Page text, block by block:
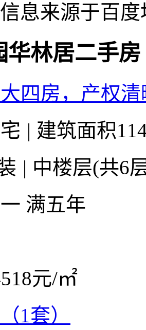
息来源于百
华林居二手房
四房，产权清
| 建筑面积
| 中楼层(共6
满五年
元/㎡
1套）